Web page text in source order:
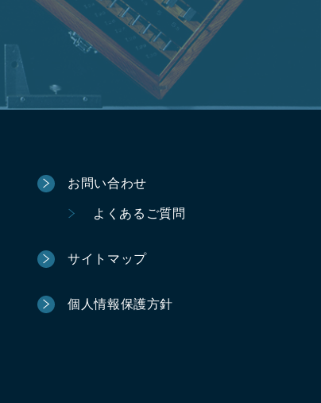
お問い合わせ
よくあるご質問
サイトマップ
個人情報保護方針